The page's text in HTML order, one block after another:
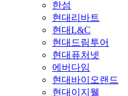
한섬
현대리바트
현대L&C
현대드림투어
현대퓨처넷
에버다임
현대바이오랜드
현대이지웰